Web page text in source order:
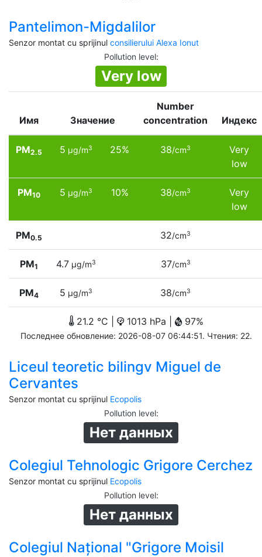
Pantelimon-Migdalilor
Senzor montat cu sprijinul consilierului Alexa Ionut
Pollution level:
Very low
Имя Значение
Number
concentration
Индекс
PM2.5 5 µg/m3 25% 38/cm3
Very
low
PM10 5 µg/m3 10% 38/cm3
Very
low
PM0.5 32/cm3
PM1 4.7 µg/m3 37/cm3
PM4 5 µg/m3 38/cm3
21.2 °C | 1013 hPa | 97%
Последнее обновление: 2026-08-07 06:44:51. Чтения: 22.
Liceul teoretic bilingv Miguel de
Cervantes
Senzor montat cu sprijinul Ecopolis
Pollution level:
Нет данных
Colegiul Tehnologic Grigore Cerchez
Senzor montat cu sprijinul Ecopolis
Pollution level:
Нет данных
Colegiul Național "Grigore Moisil